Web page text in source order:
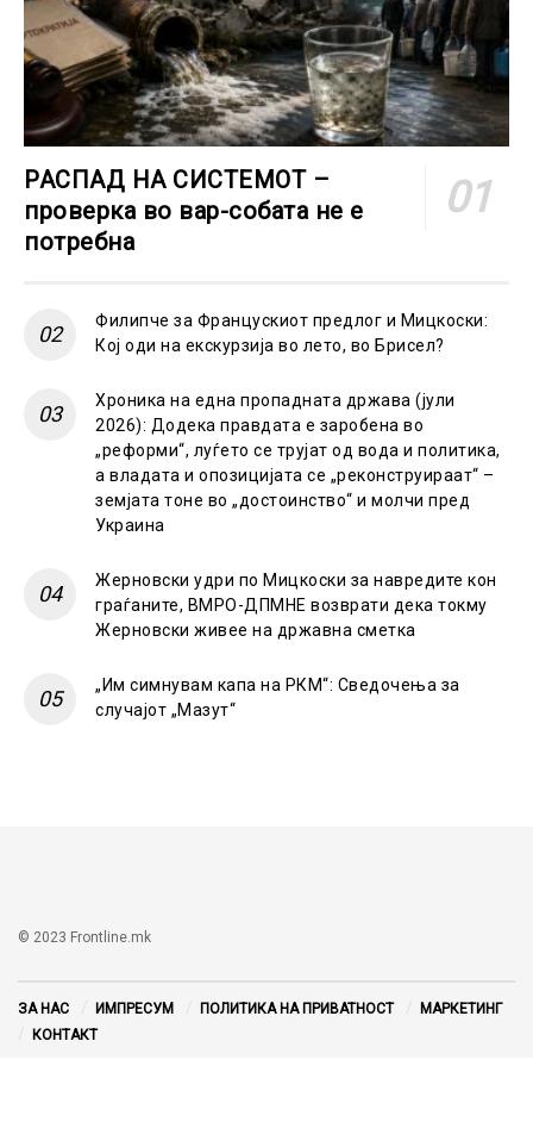
РАСПАД НА СИСТЕМОТ –
проверка во вар-собата не е
потребна
Филипче за Францускиот предлог и Мицкоски:
Кој оди на екскурзија во лето, во Брисел?
Хроника на една пропадната држава (јули
2026): Додека правдата е заробена во
„реформи“, луѓето се трујат од вода и политика,
а владата и опозицијата се „реконструираат“ –
земјата тоне во „достоинство“ и молчи пред
Украина
Жерновски удри по Мицкоски за навредите кон
граѓаните, ВМРО-ДПМНЕ возврати дека токму
Жерновски живее на државна сметка
„Им симнувам капа на РКМ“: Сведочења за
случајот „Мазут“
© 2023 Frontline.mk
ЗА НАС ИМПРЕСУМ ПОЛИТИКА НА ПРИВАТНОСТ
МАРКЕТИНГ
КОНТАКТ